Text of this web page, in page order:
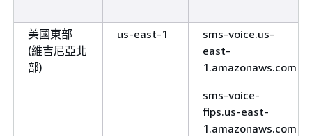
美國東部
(維吉尼亞北
部)
us-east-1
sms-voice.us-
east-
1.amazonaws.com
sms-voice-
fips.us-east-
1.amazonaws.com